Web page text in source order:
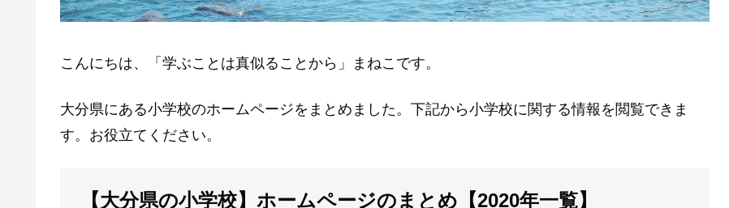
こんにちは、「学ぶことは真似ることから」まねこです。
大分県にある小学校のホームページをまとめました。下記から小学校に関する情報を閲覧できま
す。お役立てください。
【大分県の小学校】ホームページのまとめ【2020年一覧】